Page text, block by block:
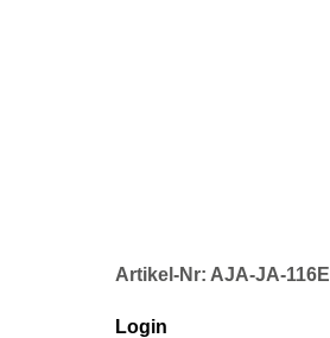
Artikel-Nr: AJA-JA-116E
Login